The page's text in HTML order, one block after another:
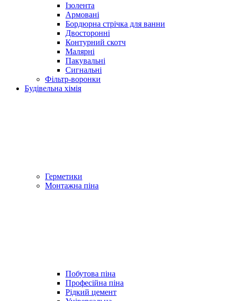
Ізолента
Армовані
Бордюрна стрічка для ванни
Двосторонні
Контурний скотч
Малярні
Пакувальні
Сигнальні
Фільтр-воронки
Будівельна хімія
Герметики
Монтажна піна
Побутова піна
Професійна піна
Рідкий цемент